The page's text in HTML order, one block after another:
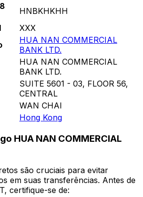
HNBKHKHH
XXX
HUA NAN COMMERCIAL
BANK LTD.
HUA NAN COMMERCIAL
BANK LTD.
SUITE 5601 - 03, FLOOR 56,
CENTRAL
WAN CHAI
Hong Kong
HUA NAN COMMERCIAL
são cruciais para evitar
em suas transferências. Antes de
certifique-se de: